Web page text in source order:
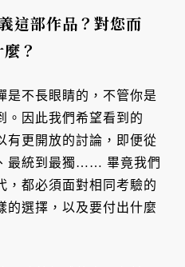
這部作品？對您而
？
是不長眼睛的，不管你是
。因此我們希望看到的
有更開放的討論，即便從
最統到最獨…… 畢竟我們
，都必須面對相同考驗的
的選擇，以及要付出什麼